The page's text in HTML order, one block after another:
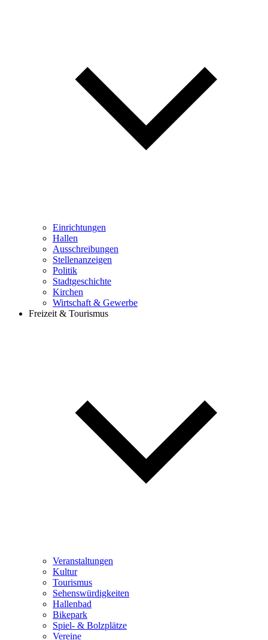
Einrichtungen
Hallen
Ausschreibungen
Stellenanzeigen
Politik
Stadtgeschichte
Kirchen
Wirtschaft & Gewerbe
Freizeit & Tourismus
Veranstaltungen
Kultur
Tourismus
Sehenswürdigkeiten
Hallenbad
Bikepark
Spiel- & Bolzplätze
Vereine